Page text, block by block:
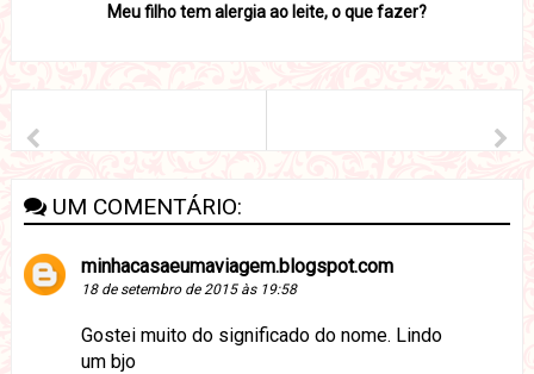
Meu filho tem alergia ao leite, o que fazer?
UM COMENTÁRIO:
minhacasaeumaviagem.blogspot.com
18 de setembro de 2015 às 19:58
Gostei muito do significado do nome. Lindo
um bjo